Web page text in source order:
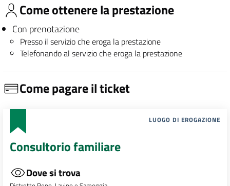
Come ottenere la prestazione
Con prenotazione
Presso il servizio che eroga la prestazione
Telefonando al servizio che eroga la prestazione
Come pagare il ticket
LUOGO DI EROGAZIONE
Consultorio familiare
Dove si trova